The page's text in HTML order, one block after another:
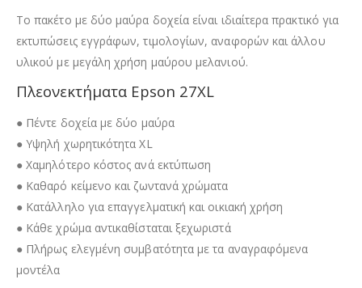
Το πακέτο με δύο μαύρα δοχεία είναι ιδιαίτερα πρακτικό για
εκτυπώσεις εγγράφων, τιμολογίων, αναφορών και άλλου
υλικού με μεγάλη χρήση μαύρου μελανιού.
Πλεονεκτήματα Epson 27XL
● Πέντε δοχεία με δύο μαύρα
● Υψηλή χωρητικότητα XL
● Χαμηλότερο κόστος ανά εκτύπωση
● Καθαρό κείμενο και ζωντανά χρώματα
● Κατάλληλο για επαγγελματική και οικιακή χρήση
● Κάθε χρώμα αντικαθίσταται ξεχωριστά
● Πλήρως ελεγμένη συμβατότητα με τα αναγραφόμενα
μοντέλα